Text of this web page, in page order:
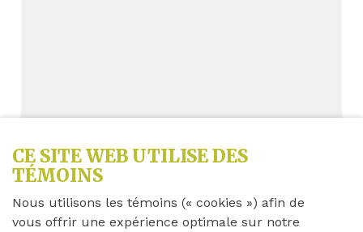
Achetez 10, obtenez-en 1
gratuit
CE SITE WEB UTILISE DES
TÉMOINS
Nous utilisons les témoins (« cookies ») afin de
vous offrir une expérience optimale sur notre